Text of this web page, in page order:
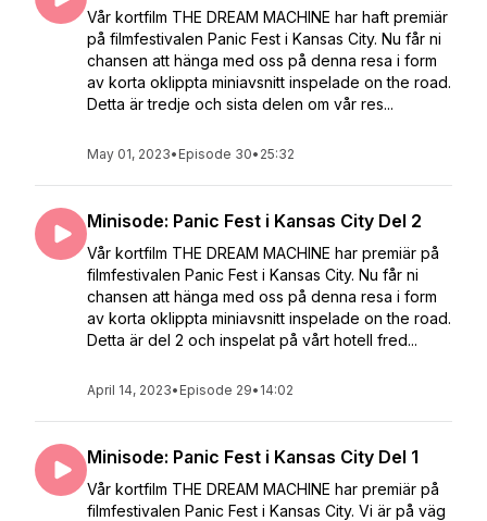
Vår kortfilm THE DREAM MACHINE har haft premiär
på filmfestivalen Panic Fest i Kansas City. Nu får ni
chansen att hänga med oss på denna resa i form
av korta oklippta miniavsnitt inspelade on the road.
Detta är tredje och sista delen om vår res...
May 01, 2023• Episode 30• 25:32
Minisode: Panic Fest i Kansas City Del 2
Vår kortfilm THE DREAM MACHINE har premiär på
filmfestivalen Panic Fest i Kansas City. Nu får ni
chansen att hänga med oss på denna resa i form
av korta oklippta miniavsnitt inspelade on the road.
Detta är del 2 och inspelat på vårt hotell fred...
April 14, 2023• Episode 29• 14:02
Minisode: Panic Fest i Kansas City Del 1
Vår kortfilm THE DREAM MACHINE har premiär på
filmfestivalen Panic Fest i Kansas City. Vi är på väg